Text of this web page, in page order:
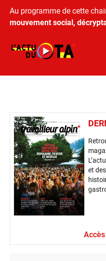
Au programme de cette
mouvement social,
et